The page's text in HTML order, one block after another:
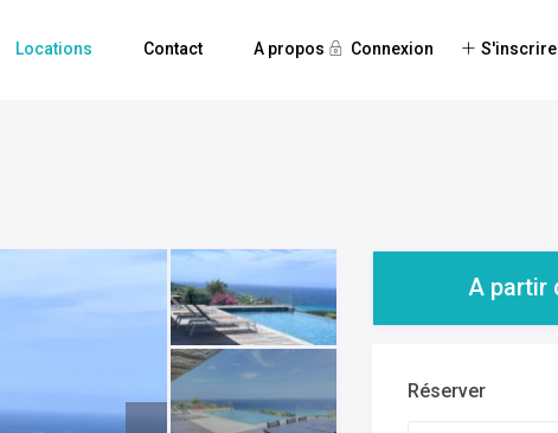
Connexion S'inscrire
Locations Contact A propos
A partir
Réserver